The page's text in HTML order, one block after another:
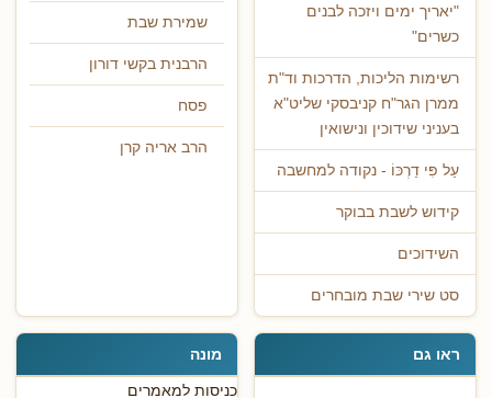
"יאריך ימים ויזכה לבנים
כשרים"
רשימות הליכות, הדרכות וד"ת
ממרן הגר"ח קניבסקי שליט"א
בעניני שידוכין ונישואין
עַל פִּי דַרְכּוֹ - נקודה למחשבה
קידוש לשבת בבוקר
השידוכים
סט שירי שבת מובחרים
שמירת שבת
הרבנית בקשי דורון
פסח
הרב אריה קרן
ראו גם מונה
כניסות למאמרים